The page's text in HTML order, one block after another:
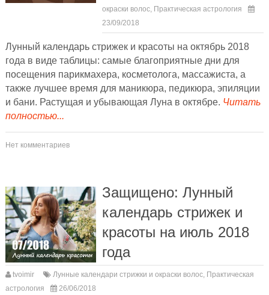
окраски волос, Практическая астрология
23/09/2018
Лунный календарь стрижек и красоты на октябрь 2018
года в виде таблицы: самые благоприятные дни для
посещения парикмахера, косметолога, массажиста, а
также лучшее время для маникюра, педикюра, эпиляции
и бани. Растущая и убывающая Луна в октябре. Читать
полностью...
Нет комментариев
Защищено: Лунный
календарь стрижек и
красоты на июль 2018
года
tvoimir Лунные календари стрижки и окраски волос, Практическая
астрология
26/06/2018